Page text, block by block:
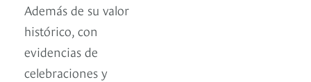
Además de su valor
histórico, con
evidencias de
celebraciones y